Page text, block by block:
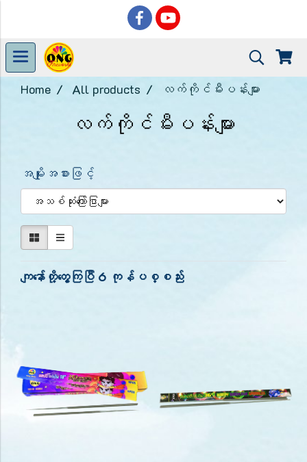
Home All products လက်ကိုင်မီးပန်းများ
လက်ကိုင်မီးပန်းများ
အမျိုးအစားဖြင့်
ကျနော်တို့တွေ့ကြပြီ 6 ကုန်ပစ္စည်း